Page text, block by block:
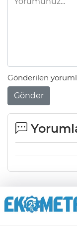
Gönderilen
Gönder